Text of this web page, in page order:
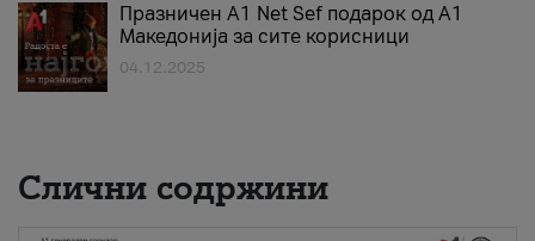
Празничен A1 Net Sеf подарок од А1
Македонија за сите корисници
04.12.2025
Слични содржини